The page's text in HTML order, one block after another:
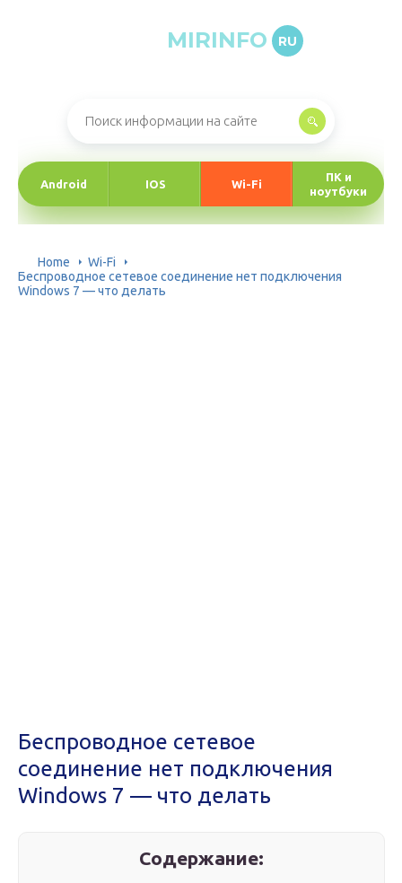
MIRINFO RU
Android IOS Wi-Fi
ПК и
ноутбуки
Home
Wi-Fi
Беспроводное сетевое соединение нет подключения
Windows 7 — что делать
Беспроводное сетевое
соединение нет подключения
Windows 7 — что делать
Содержание: